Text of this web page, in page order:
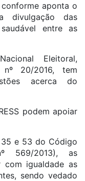
aponta o
divulgação das
entre as
Eleitoral,
nº 20/2016, tem
acerca do
podem apoiar
e 53 do Código
569/2013), as
com igualdade as
sendo vedado